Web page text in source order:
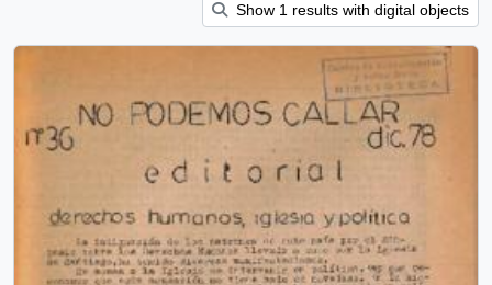
Show 1 results with digital objects